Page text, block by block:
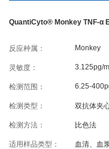
文献引用
QuantiCyto® Monkey TNF-α
反应种属： Monkey
灵敏度： 3.125pg/
检测范围： 6.25-
检测类型： 双抗体夹
检测方法： 比色法
适用样品类型：
血清、血